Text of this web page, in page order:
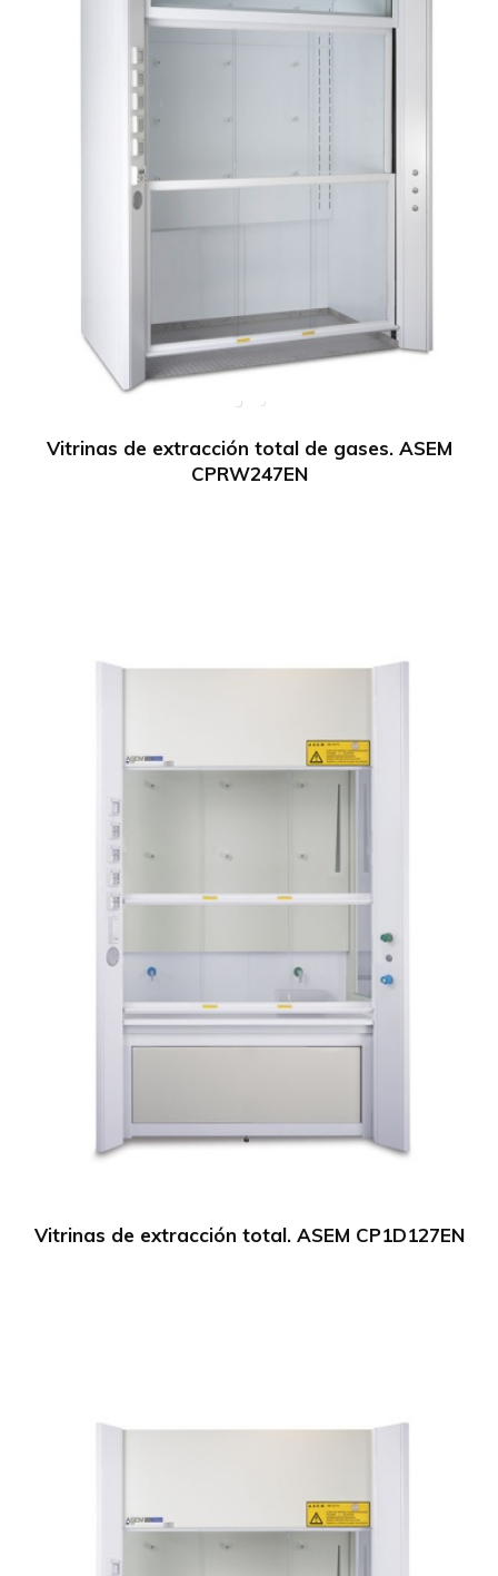
Vitrinas de extracción total de gases. ASEM
CPRW247EN
Vitrinas de extracción total. ASEM CP1D127EN